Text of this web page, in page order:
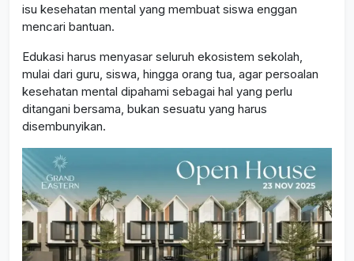
isu kesehatan mental yang membuat siswa enggan
mencari bantuan.
Edukasi harus menyasar seluruh ekosistem sekolah,
mulai dari guru, siswa, hingga orang tua, agar persoalan
kesehatan mental dipahami sebagai hal yang perlu
ditangani bersama, bukan sesuatu yang harus
disembunyikan.